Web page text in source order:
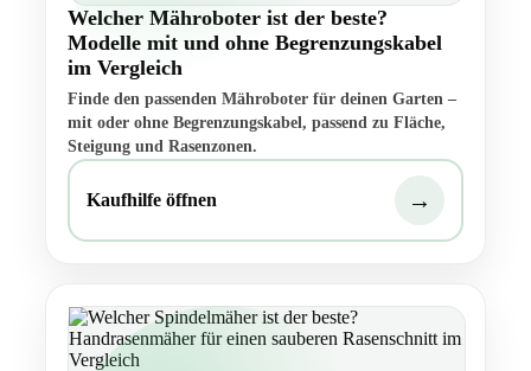
Welcher Mähroboter ist der beste?
Modelle mit und ohne Begrenzungskabel
im Vergleich
Finde den passenden Mähroboter für deinen Garten –
mit oder ohne Begrenzungskabel, passend zu Fläche,
Steigung und Rasenzonen.
Kaufhilfe öffnen →